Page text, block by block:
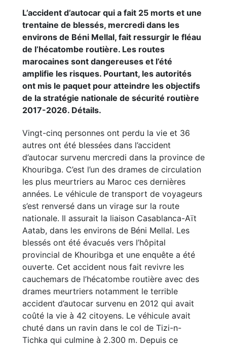
L’accident d’autocar qui a fait 25 morts et une
trentaine de blessés, mercredi dans les
environs de Béni Mellal, fait ressurgir le fléau
de l’hécatombe routière. Les routes
marocaines sont dangereuses et l’été
amplifie les risques. Pourtant, les autorités
ont mis le paquet pour atteindre les objectifs
de la stratégie nationale de sécurité routière
2017-2026. Détails.
Vingt-cinq personnes ont perdu la vie et 36
autres ont été blessées dans l’accident
d’autocar survenu mercredi dans la province de
Khouribga. C’est l’un des drames de circulation
les plus meurtriers au Maroc ces dernières
années. Le véhicule de transport de voyageurs
s’est renversé dans un virage sur la route
nationale. Il assurait la liaison Casablanca-Aït
Aatab, dans les environs de Béni Mellal. Les
blessés ont été évacués vers l’hôpital
provincial de Khouribga et une enquête a été
ouverte. Cet accident nous fait revivre les
cauchemars de l’hécatombe routière avec des
drames meurtriers notamment le terrible
accident d’autocar survenu en 2012 qui avait
coûté la vie à 42 citoyens. Le véhicule avait
chuté dans un ravin dans le col de Tizi-n-
Tichka qui culmine à 2.300 m. Depuis ce